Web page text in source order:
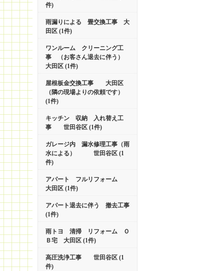
件)
雨漏りによる 畳交換工事 大
田区 (1件)
ワンルーム クリーニング工
事 （お客さん退去に伴う）
大田区 (1件)
屋根板金交換工事 大田区
（隣の現場よりの依頼です）
(1件)
キッチン 収納 入れ替え工
事 世田谷区 (1件)
ガレージ内 漏水修理工事（雨
水による） 世田谷区 (1
件)
アパート フルリフォーム
大田区 (1件)
アパート退去に伴う 撤去工事
(1件)
雨トヨ 清掃 リフォーム Ｏ
Ｂ宅 大田区 (1件)
高圧洗浄工事 世田谷区 (1
件)